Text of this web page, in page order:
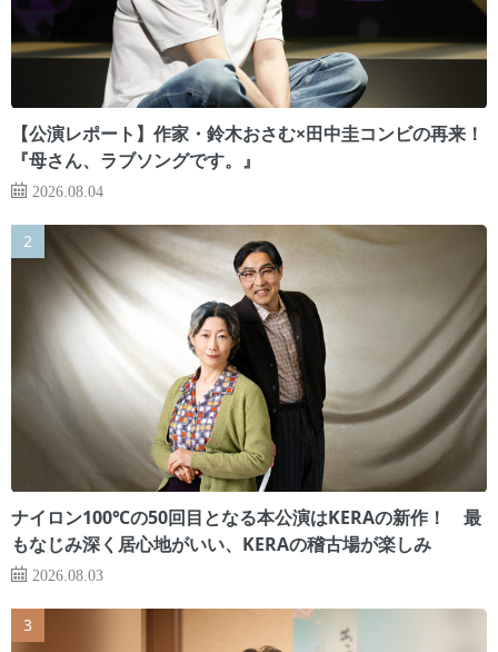
【公演レポート】作家・鈴木おさむ×田中圭コンビの再来！
『母さん、ラブソングです。』
2026.08.04
ナイロン100℃の50回目となる本公演はKERAの新作！ 最
もなじみ深く居心地がいい、KERAの稽古場が楽しみ
2026.08.03